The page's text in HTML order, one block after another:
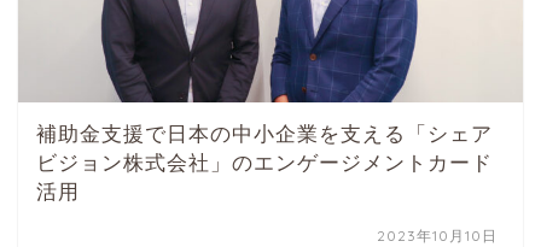
補助金支援で日本の中小企業を支える「シェア
ビジョン株式会社」のエンゲージメントカード
活用
2023年10月10日